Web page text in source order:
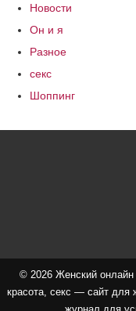
Новости
Он и я
Разное
секс
Шоппинг
© 2026 Женский онлайн
красота, секс — сайт для